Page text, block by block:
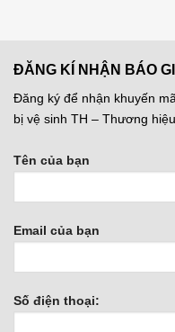
ĐĂNG KÍ NHẬN BÁO
Đăng ký để nhận khuyến
bị vệ sinh TH – Thương
Tên của bạn
Email của bạn
Số điện thoại: